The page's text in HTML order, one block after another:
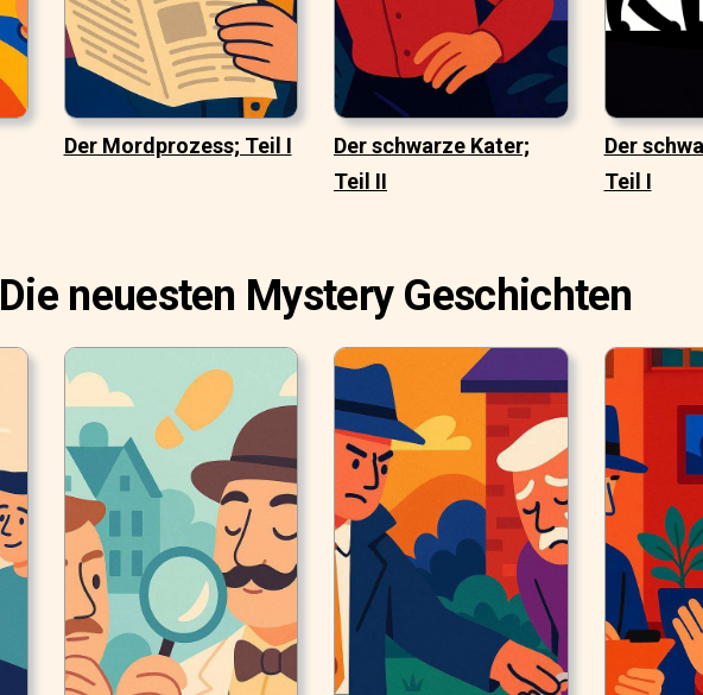
Der Mordprozess; Teil I
Der schwarze Kater;
Teil II
Der
Teil I
Die neuesten Mystery Geschichten